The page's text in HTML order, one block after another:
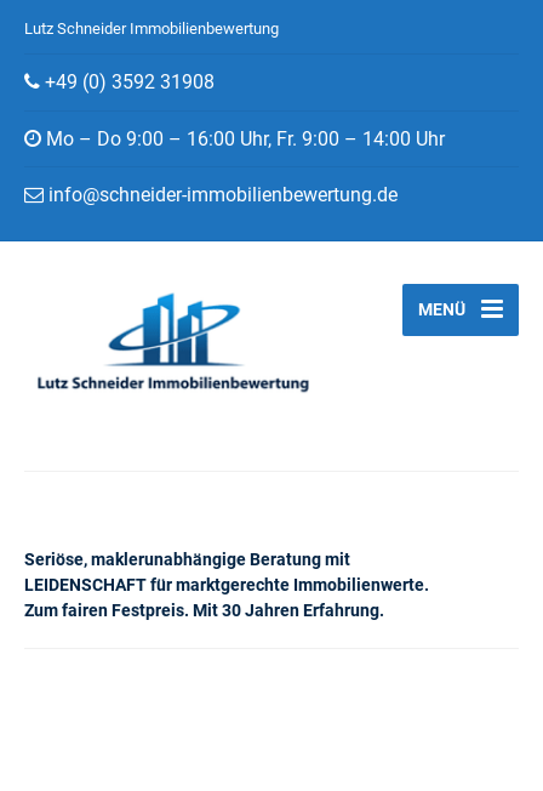
Lutz Schneider Immobilienbewertung
+49 (0) 3592 31908
Mo – Do 9:00 – 16:00 Uhr, Fr. 9:00 – 14:00 Uhr
info@schneider-immobilienbewertung.de
Seriöse, maklerunabhängige Beratung mit
LEIDENSCHAFT für marktgerechte Immobilienwerte.
Zum fairen Festpreis. Mit 30 Jahren Erfahrung.
MENÜ